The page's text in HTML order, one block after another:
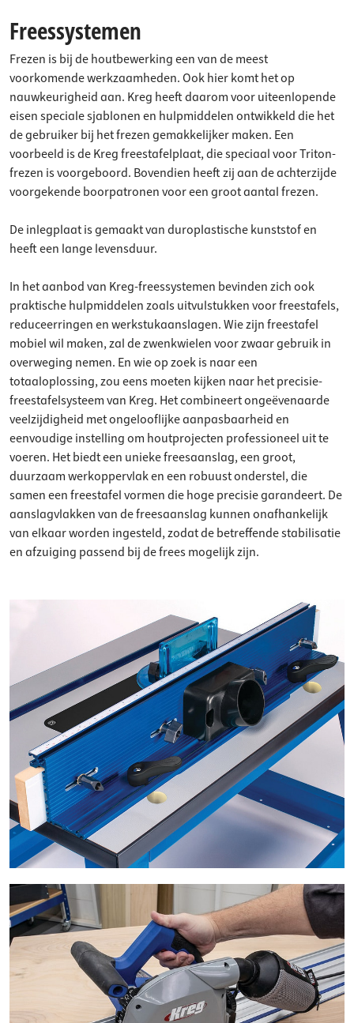
Freessystemen
Frezen is bij de houtbewerking een van de meest
voorkomende werkzaamheden. Ook hier komt het op
nauwkeurigheid aan. Kreg heeft daarom voor uiteenlopende
eisen speciale sjablonen en hulpmiddelen ontwikkeld die het
de gebruiker bij het frezen gemakkelijker maken. Een
voorbeeld is de Kreg freestafelplaat, die speciaal voor Triton-
frezen is voorgeboord. Bovendien heeft zij aan de achterzijde
voorgekende boorpatronen voor een groot aantal frezen.
De inlegplaat is gemaakt van duroplastische kunststof en
heeft een lange levensduur.
In het aanbod van Kreg-freessystemen bevinden zich ook
praktische hulpmiddelen zoals uitvulstukken voor freestafels,
reduceerringen en werkstukaanslagen. Wie zijn freestafel
mobiel wil maken, zal de zwenkwielen voor zwaar gebruik in
overweging nemen. En wie op zoek is naar een
totaaloplossing, zou eens moeten kijken naar het precisie-
freestafelsysteem van Kreg. Het combineert ongeëvenaarde
veelzijdigheid met ongelooflijke aanpasbaarheid en
eenvoudige instelling om houtprojecten professioneel uit te
voeren. Het biedt een unieke freesaanslag, een groot,
duurzaam werkoppervlak en een robuust onderstel, die
samen een freestafel vormen die hoge precisie garandeert. De
aanslagvlakken van de freesaanslag kunnen onafhankelijk
van elkaar worden ingesteld, zodat de betreffende stabilisatie
en afzuiging passend bij de frees mogelijk zijn.